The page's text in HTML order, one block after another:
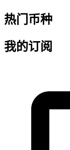
热门币种
我的订阅